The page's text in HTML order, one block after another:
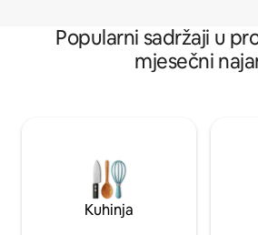
Popularni sadržaji u
mjesečni
Kuhinja